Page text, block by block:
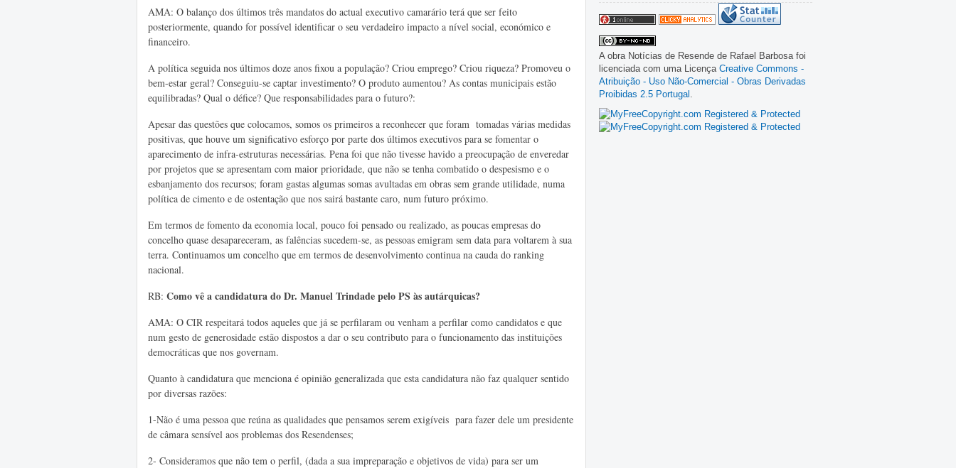
AMA: O balanço dos últimos três mandatos do actual executivo camarário terá que ser feito
posteriormente, quando for possível identificar o seu verdadeiro impacto a nível social, económico e
financeiro.
A política seguida nos últimos doze anos fixou a população? Criou emprego? Criou riqueza? Promoveu o
bem-estar geral? Conseguiu-se captar investimento? O produto aumentou? As contas municipais estão
equilibradas? Qual o défice? Que responsabilidades para o futuro?:
Apesar das questões que colocamos, somos os primeiros a reconhecer que foram tomadas várias medidas
positivas, que houve um significativo esforço por parte dos últimos executivos para se fomentar o
aparecimento de infra-estruturas necessárias. Pena foi que não tivesse havido a preocupação de enveredar
por projetos que se apresentam com maior prioridade, que não se tenha combatido o despesismo e o
esbanjamento dos recursos; foram gastas algumas somas avultadas em obras sem grande utilidade, numa
política de cimento e de ostentação que nos sairá bastante caro, num futuro próximo.
Em termos de fomento da economia local, pouco foi pensado ou realizado, as poucas empresas do
concelho quase desapareceram, as falências sucedem-se, as pessoas emigram sem data para voltarem à sua
terra. Continuamos um concelho que em termos de desenvolvimento continua na cauda do ranking
nacional.
RB: Como vê a candidatura do Dr. Manuel Trindade pelo PS às autárquicas?
AMA: O CIR respeitará todos aqueles que já se perfilaram ou venham a perfilar como candidatos e que
num gesto de generosidade estão dispostos a dar o seu contributo para o funcionamento das instituições
democráticas que nos governam.
Quanto à candidatura que menciona é opinião generalizada que esta candidatura não faz qualquer sentido
por diversas razões:
1-Não é uma pessoa que reúna as qualidades que pensamos serem exigíveis para fazer dele um presidente
de câmara sensível aos problemas dos Resendenses;
2- Consideramos que não tem o perfil, (dada a sua impreparação e objetivos de vida) para ser um
A obra Notícias de Resende de Rafael Barbosa foi
licenciada com uma Licença Creative Commons -
Atribuição - Uso Não-Comercial - Obras Derivadas
Proibidas 2.5 Portugal